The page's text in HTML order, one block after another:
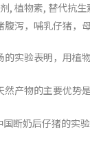
的实验表明，用植
然产物的主要优势
断奶后仔猪的实